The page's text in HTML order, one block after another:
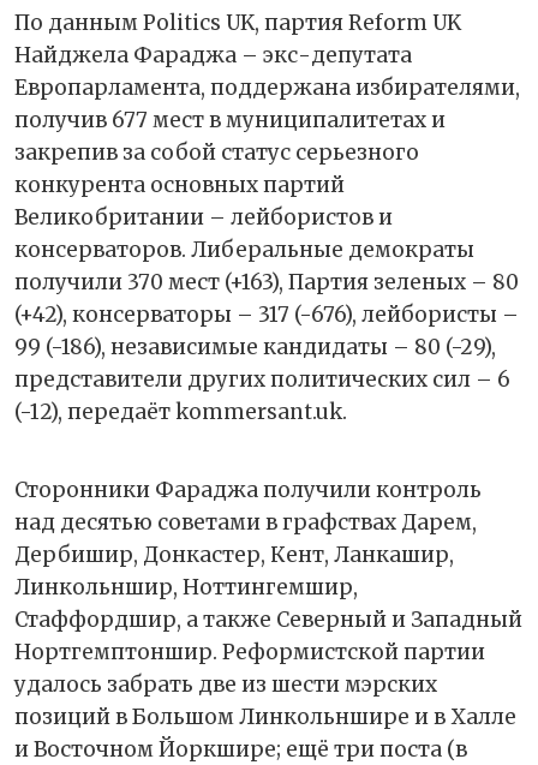
По данным Politics UK, партия Reform UK
Найджела Фараджа – экс-депутата
Европарламента, поддержана избирателями,
получив 677 мест в муниципалитетах и
закрепив за собой статус серьезного
конкурента основных партий
Великобритании – лейбористов и
консерваторов. Либеральные демократы
получили 370 мест (+163), Партия зеленых – 80
(+42), консерваторы – 317 (-676), лейбористы –
99 (-186), независимые кандидаты – 80 (-29),
представители других политических сил – 6
(-12), передаёт kommersant.uk.
Сторонники Фараджа получили контроль
над десятью советами в графствах Дарем,
Дербишир, Донкастер, Кент, Ланкашир,
Линкольншир, Ноттингемшир,
Стаффордшир, а также Северный и Западный
Нортгемптоншир. Реформистской партии
удалось забрать две из шести мэрских
позиций в Большом Линкольншире и в Халле
и Восточном Йоркшире; ещё три поста (в